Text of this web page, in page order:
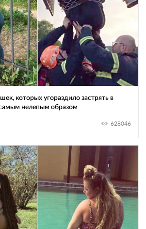
которых угораздило застрять в
нелепым образом
628046